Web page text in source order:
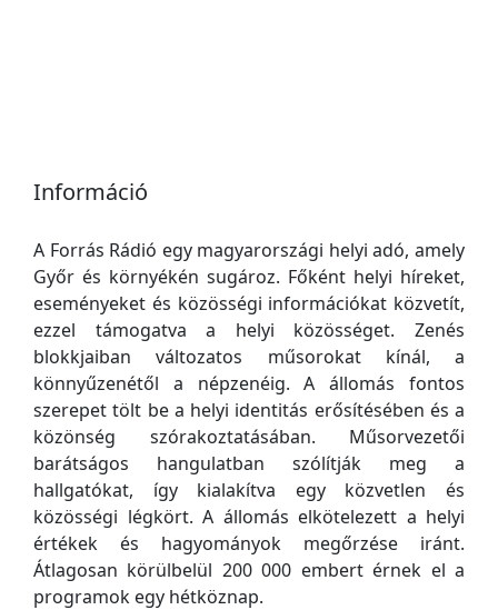
Információ
A Forrás Rádió egy magyarországi helyi adó, amely
Győr és környékén sugároz. Főként helyi híreket,
eseményeket és közösségi információkat közvetít,
ezzel támogatva a helyi közösséget. Zenés
blokkjaiban változatos műsorokat kínál, a
könnyűzenétől a népzenéig. A állomás fontos
szerepet tölt be a helyi identitás erősítésében és a
közönség szórakoztatásában. Műsorvezetői
barátságos hangulatban szólítják meg a
hallgatókat, így kialakítva egy közvetlen és
közösségi légkört. A állomás elkötelezett a helyi
értékek és hagyományok megőrzése iránt.
Átlagosan körülbelül 200 000 embert érnek el a
programok egy hétköznap.